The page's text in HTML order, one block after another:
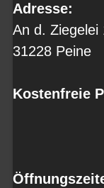
Adresse:
An d. Ziegelei
31228 Peine
Kostenfreie